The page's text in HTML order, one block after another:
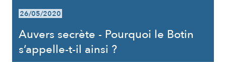
26/05/2020
Auvers secrète - Pourquoi le Botin
s’appelle-t-il ainsi ?